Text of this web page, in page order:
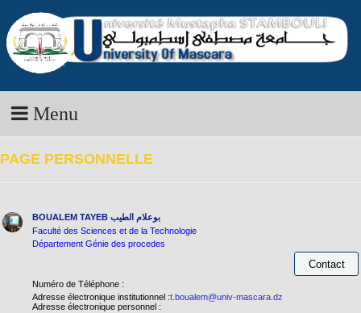
Menu
PAGE PERSONNELLE
BOUALEM TAYEB بوعلام الطيب
Faculté des Sciences et de la Technologie
Département Génie des procedes
Numéro de Téléphone :
Adresse électronique institutionnel :t.boualem@univ-mascara.dz
Adresse électronique personnel :